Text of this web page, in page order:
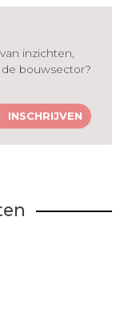
inzichten,
bouwsector?
INSCHRIJVEN